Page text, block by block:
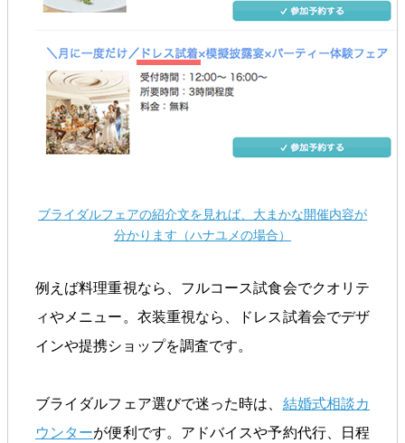
ブライダルフェアの紹介文を見れば、大まかな開催内容が
分かります（ハナユメの場合）
例えば料理重視なら、フルコース試食会でクオリテ
ィやメニュー。衣装重視なら、ドレス試着会でデザ
インや提携ショップを調査です。
ブライダルフェア選びで迷った時は、 結婚式相談カ
ウンターが便利です。アドバイスや予約代行、日程